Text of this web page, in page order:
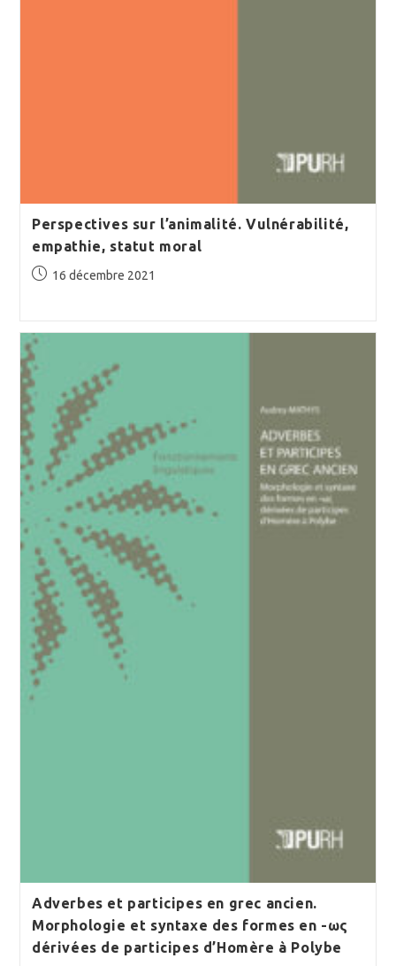
Perspectives sur l’animalité. Vulnérabilité,
empathie, statut moral
Publication
16 décembre 2021
Adverbes et participes en grec ancien.
Morphologie et syntaxe des formes en -ως
dérivées de participes d’Homère à Polybe